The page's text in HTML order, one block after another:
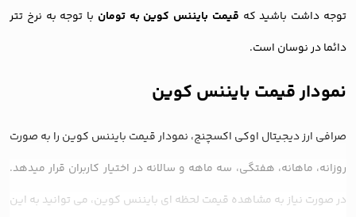
توجه داشت باشید که قیمت بایننس کوین به تومان با توجه به نرخ تتر
دائما در نوسان است.
نمودار قیمت بایننس کوین
صرافی ارز دیجیتال اوکی اکسچنج، نمودار قیمت بایننس کوین را به صورت
روزانه، ماهانه، هفتگی، سه ماهه و سالانه در اختیار کاربران قرار میدهد.
در صورت نیاز به مشاهده قیمت لحظه ای بایننس کوین، می توانید به این